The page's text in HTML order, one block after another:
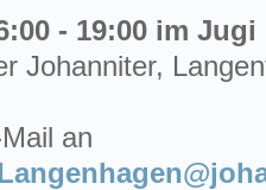
- 19:00 im
Johanniter,
an